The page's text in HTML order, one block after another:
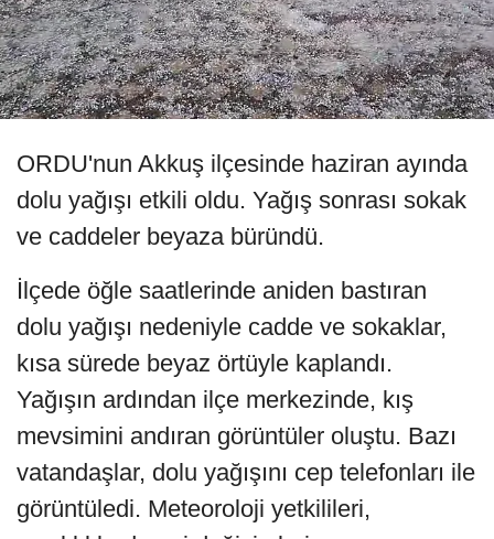
ORDU'nun Akkuş ilçesinde haziran ayında
dolu yağışı etkili oldu. Yağış sonrası sokak
ve caddeler beyaza büründü.
İlçede öğle saatlerinde aniden bastıran
dolu yağışı nedeniyle cadde ve sokaklar,
kısa sürede beyaz örtüyle kaplandı.
Yağışın ardından ilçe merkezinde, kış
mevsimini andıran görüntüler oluştu. Bazı
vatandaşlar, dolu yağışını cep telefonları ile
görüntüledi. Meteoroloji yetkilileri,